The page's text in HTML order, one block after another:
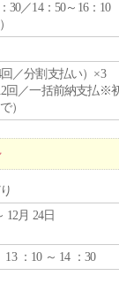
30／14：50～16：10
回／分割支払い）×3
回／一括前納支払※
）
12月 24日
13 ：10 ～ 14 ：30